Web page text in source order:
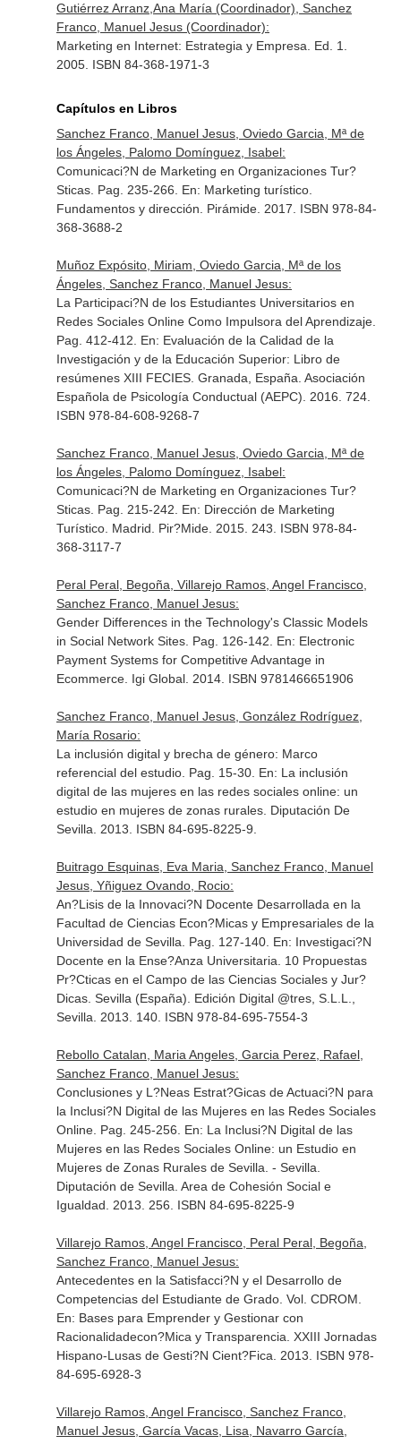
Gutiérrez Arranz,Ana María (Coordinador), Sanchez
Franco, Manuel Jesus (Coordinador):
Marketing en Internet: Estrategia y Empresa. Ed. 1.
2005. ISBN 84-368-1971-3
Capítulos en Libros
Sanchez Franco, Manuel Jesus, Oviedo Garcia, Mª de
los Ángeles, Palomo Domínguez, Isabel:
Comunicaci?N de Marketing en Organizaciones Tur?
Sticas. Pag. 235-266. En: Marketing turístico.
Fundamentos y dirección . Pirámide. 2017. ISBN 978-84-
368-3688-2
Muñoz Expósito, Miriam, Oviedo Garcia, Mª de los
Ángeles, Sanchez Franco, Manuel Jesus:
La Participaci?N de los Estudiantes Universitarios en
Redes Sociales Online Como Impulsora del Aprendizaje.
Pag. 412-412. En: Evaluación de la Calidad de la
Investigación y de la Educación Superior: Libro de
resúmenes XIII FECIES. Granada, España. Asociación
Española de Psicología Conductual (AEPC). 2016. 724.
ISBN 978-84-608-9268-7
Sanchez Franco, Manuel Jesus, Oviedo Garcia, Mª de
los Ángeles, Palomo Domínguez, Isabel:
Comunicaci?N de Marketing en Organizaciones Tur?
Sticas. Pag. 215-242. En: Dirección de Marketing
Turístico. Madrid. Pir?Mide. 2015. 243. ISBN 978-84-
368-3117-7
Peral Peral, Begoña, Villarejo Ramos, Angel Francisco,
Sanchez Franco, Manuel Jesus:
Gender Differences in the Technology's Classic Models
in Social Network Sites. Pag. 126-142. En: Electronic
Payment Systems for Competitive Advantage in
Ecommerce. Igi Global. 2014. ISBN 9781466651906
Sanchez Franco, Manuel Jesus, González Rodríguez,
María Rosario:
La inclusión digital y brecha de género: Marco
referencial del estudio. Pag. 15-30. En: La inclusión
digital de las mujeres en las redes sociales online: un
estudio en mujeres de zonas rurales. Diputación De
Sevilla. 2013. ISBN 84-695-8225-9.
Buitrago Esquinas, Eva Maria, Sanchez Franco, Manuel
Jesus, Yñiguez Ovando, Rocio:
An?Lisis de la Innovaci?N Docente Desarrollada en la
Facultad de Ciencias Econ?Micas y Empresariales de la
Universidad de Sevilla. Pag. 127-140. En: Investigaci?N
Docente en la Ense?Anza Universitaria. 10 Propuestas
Pr?Cticas en el Campo de las Ciencias Sociales y Jur?
Dicas. Sevilla (España). Edición Digital @tres, S.L.L.,
Sevilla. 2013. 140. ISBN 978-84-695-7554-3
Rebollo Catalan, Maria Angeles, Garcia Perez, Rafael,
Sanchez Franco, Manuel Jesus:
Conclusiones y L?Neas Estrat?Gicas de Actuaci?N para
la Inclusi?N Digital de las Mujeres en las Redes Sociales
Online. Pag. 245-256. En: La Inclusi?N Digital de las
Mujeres en las Redes Sociales Online: un Estudio en
Mujeres de Zonas Rurales de Sevilla . - Sevilla.
Diputación de Sevilla. Area de Cohesión Social e
Igualdad. 2013. 256. ISBN 84-695-8225-9
Villarejo Ramos, Angel Francisco, Peral Peral, Begoña,
Sanchez Franco, Manuel Jesus:
Antecedentes en la Satisfacci?N y el Desarrollo de
Competencias del Estudiante de Grado. Vol. CDROM.
En: Bases para Emprender y Gestionar con
Racionalidadecon?Mica y Transparencia . XXIII Jornadas
Hispano-Lusas de Gesti?N Cient?Fica. 2013. ISBN 978-
84-695-6928-3
Villarejo Ramos, Angel Francisco, Sanchez Franco,
Manuel Jesus, García Vacas, Lisa, Navarro García,